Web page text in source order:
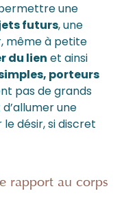
une
futurs, une
même à petite
du lien et ainsi
porteurs
pas de grands
une
désir, si discret
rapport au corps